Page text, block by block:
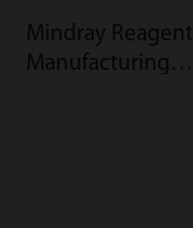
Mindray Reagent
Manufacturing